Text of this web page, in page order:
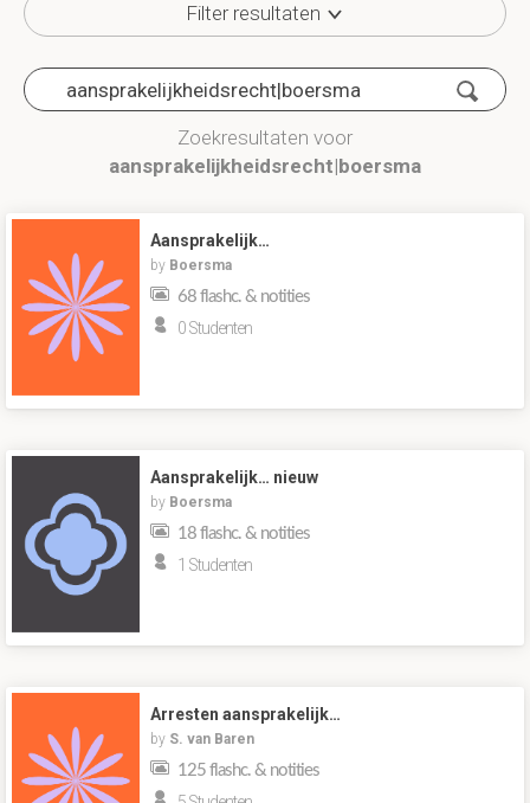
Filter resultaten
Zoekresultaten voor
aansprakelijkheidsrecht|boersma
Aansprakelijk…
by Boersma
68 flashc. & notities
0 Studenten
Aansprakelijk… nieuw
by Boersma
18 flashc. & notities
1 Studenten
Arresten aansprakelijk…
by S. van Baren
125 flashc. & notities